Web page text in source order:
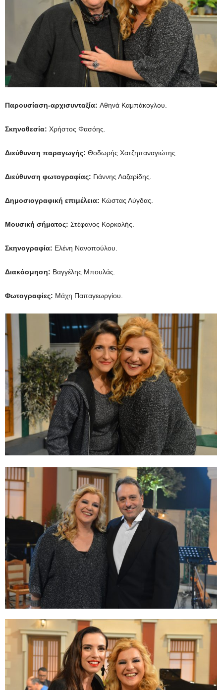
Παρουσίαση-αρχισυνταξία: Αθηνά Καμπάκογλου.
Σκηνοθεσία: Χρήστος Φασόης.
Διεύθυνση παραγωγής: Θοδωρής Χατζηπαναγιώτης.
Διεύθυνση φωτογραφίας: Γιάννης Λαζαρίδης.
Δημοσιογραφική επιμέλεια: Κώστας Λύγδας.
Μουσική σήματος: Στέφανος Κορκολής.
Σκηνογραφία: Ελένη Νανοπούλου.
Διακόσμηση: Βαγγέλης Μπουλάς.
Φωτογραφίες: Μάχη Παπαγεωργίου.